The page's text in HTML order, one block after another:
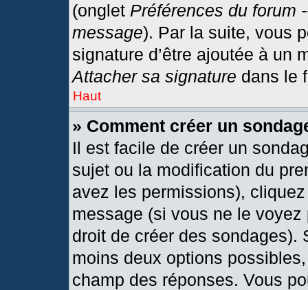
(onglet Préférences du forum
message). Par la suite, vous
signature d’être ajoutée à un
Attacher sa signature dans le
Haut
» Comment créer un
Il est facile de créer un
sujet ou la modification du
avez les permissions),
message (si vous ne le
droit de créer des sondages).
moins deux options
champ des réponses. Vous